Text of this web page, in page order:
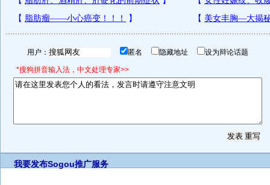
用户： 匿名 隐藏地址 设为辩论话题
*搜狗拼音输入法，中文处理专家>>
我要发布Sogou推广服务